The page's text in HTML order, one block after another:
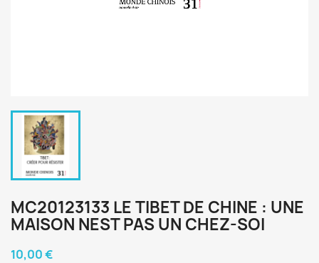
MC20123133 LE TIBET DE CHINE : UNE
MAISON NEST PAS UN CHEZ-SOI
10,00 €